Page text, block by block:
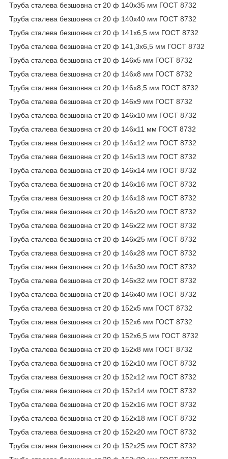
Труба сталева безшовна ст 20 ф 140х35 мм ГОСТ 8732
Труба сталева безшовна ст 20 ф 140х40 мм ГОСТ 8732
Труба сталева безшовна ст 20 ф 141х6,5 мм ГОСТ 8732
Труба сталева безшовна ст 20 ф 141,3х6,5 мм ГОСТ 8732
Труба сталева безшовна ст 20 ф 146х5 мм ГОСТ 8732
Труба сталева безшовна ст 20 ф 146х8 мм ГОСТ 8732
Труба сталева безшовна ст 20 ф 146х8,5 мм ГОСТ 8732
Труба сталева безшовна ст 20 ф 146х9 мм ГОСТ 8732
Труба сталева безшовна ст 20 ф 146х10 мм ГОСТ 8732
Труба сталева безшовна ст 20 ф 146х11 мм ГОСТ 8732
Труба сталева безшовна ст 20 ф 146х12 мм ГОСТ 8732
Труба сталева безшовна ст 20 ф 146х13 мм ГОСТ 8732
Труба сталева безшовна ст 20 ф 146х14 мм ГОСТ 8732
Труба сталева безшовна ст 20 ф 146х16 мм ГОСТ 8732
Труба сталева безшовна ст 20 ф 146х18 мм ГОСТ 8732
Труба сталева безшовна ст 20 ф 146х20 мм ГОСТ 8732
Труба сталева безшовна ст 20 ф 146х22 мм ГОСТ 8732
Труба сталева безшовна ст 20 ф 146х25 мм ГОСТ 8732
Труба сталева безшовна ст 20 ф 146х28 мм ГОСТ 8732
Труба сталева безшовна ст 20 ф 146х30 мм ГОСТ 8732
Труба сталева безшовна ст 20 ф 146х32 мм ГОСТ 8732
Труба сталева безшовна ст 20 ф 146х40 мм ГОСТ 8732
Труба сталева безшовна ст 20 ф 152х5 мм ГОСТ 8732
Труба сталева безшовна ст 20 ф 152х6 мм ГОСТ 8732
Труба сталева безшовна ст 20 ф 152х6,5 мм ГОСТ 8732
Труба сталева безшовна ст 20 ф 152х8 мм ГОСТ 8732
Труба сталева безшовна ст 20 ф 152х10 мм ГОСТ 8732
Труба сталева безшовна ст 20 ф 152х12 мм ГОСТ 8732
Труба сталева безшовна ст 20 ф 152х14 мм ГОСТ 8732
Труба сталева безшовна ст 20 ф 152х16 мм ГОСТ 8732
Труба сталева безшовна ст 20 ф 152х18 мм ГОСТ 8732
Труба сталева безшовна ст 20 ф 152х20 мм ГОСТ 8732
Труба сталева безшовна ст 20 ф 152х25 мм ГОСТ 8732